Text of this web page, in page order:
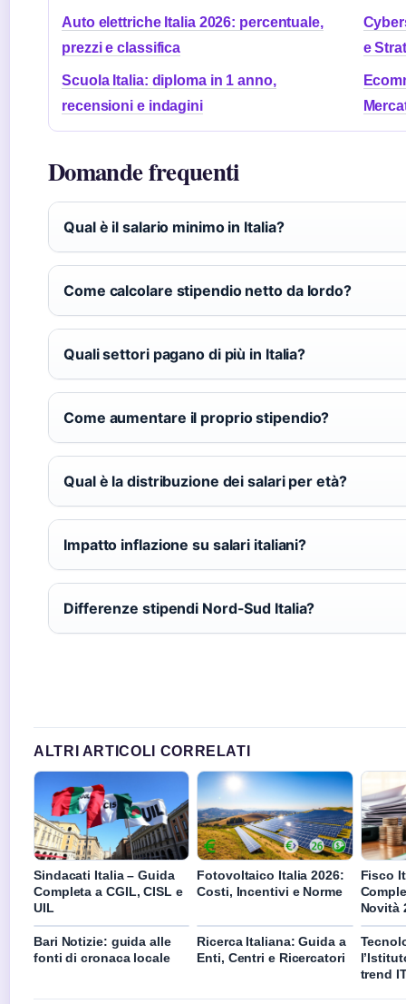
Auto elettriche Italia 2026: percentuale,
prezzi e classifica
e
Scuola Italia: diploma in 1 anno,
recensioni e indagini
Domande frequenti
Qual è il salario minimo in Italia?
Come calcolare stipendio netto da lordo?
Quali settori pagano di più in Italia?
Come aumentare il proprio stipendio?
Qual è la distribuzione dei salari per età?
Impatto inflazione su salari italiani?
Differenze stipendi Nord-Sud Italia?
ALTRI ARTICOLI CORRELATI
Sindacati Italia – Guida
Completa a CGIL, CISL e
UIL
Fotovoltaico Italia 2026:
Costi, Incentivi e Norme
Fisco
Novità
Bari Notizie: guida alle
fonti di cronaca locale
Ricerca Italiana: Guida a
Enti, Centri e Ricercatori
trend